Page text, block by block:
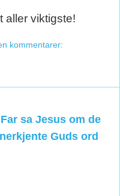
aller viktigste!
kommentarer:
sa Jesus om de
Guds ord